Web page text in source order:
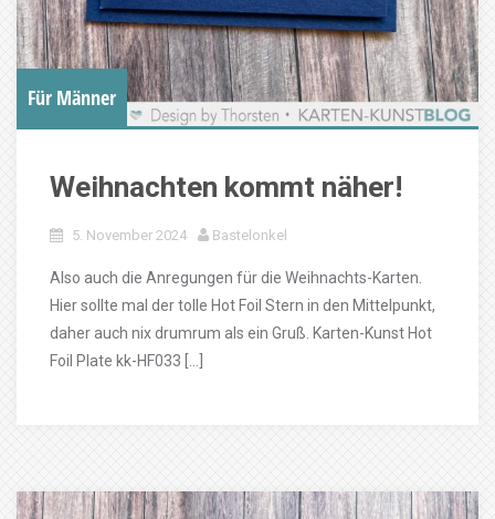
Für Männer
Weihnachten kommt näher!
5. November 2024 Bastelonkel
Also auch die Anregungen für die Weihnachts-Karten.
Hier sollte mal der tolle Hot Foil Stern in den Mittelpunkt,
daher auch nix drumrum als ein Gruß. Karten-Kunst Hot
Foil Plate kk-HF033 […]